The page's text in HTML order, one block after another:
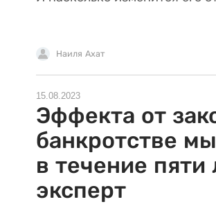
Наиля Ахат
15.08.2023
Эффекта от
банкротстве
в течение пяти
эксперт